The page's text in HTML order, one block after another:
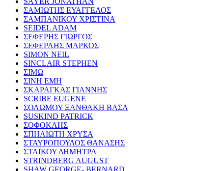
ΣΑΜΙΩΤΗΣ ΕΥΑΓΓΕΛΟΣ
ΣΑΜΠΑΝΙΚΟΥ ΧΡΙΣΤΙΝΑ
SEIDEL ADAM
ΣΕΦΕΡΗΣ ΓΙΩΡΓΟΣ
ΣΕΦΕΡΛΗΣ ΜΑΡΚΟΣ
SIMON NEIL
SINCLAIR STEPHEN
ΣΙΜΩ
ΣΙΝΗ ΕΜΗ
ΣΚΑΡΑΓΚΑΣ ΓΙΑΝΝΗΣ
SCRIBE EUGENE
ΣΟΛΩΜΟΥ ΞΑΝΘΑΚΗ ΒΑΣΑ
SUSKIND PATRICK
ΣΟΦΟΚΛΗΣ
ΣΠΗΛΙΩΤΗ ΧΡΥΣΑ
ΣΤΑΥΡΟΠΟΥΛΟΣ ΘΑΝΑΣΗΣ
ΣΤΑΪΚΟΥ ΔΗΜΗΤΡΑ
STRINDBERG AUGUST
SHAW GEORGE- BERNARD